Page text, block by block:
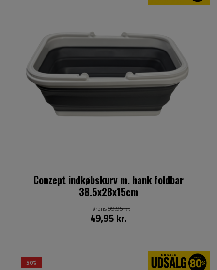
Conzept indkøbskurv m. hank foldbar
38.5x28x15cm
49,95 kr.
Førpris99,95 kr.
50%